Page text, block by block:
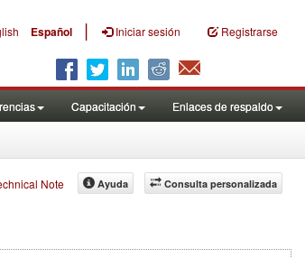
Español | Iniciar sesión Registrarse
Capacitación Enlaces de respaldo
Note Consulta personalizada
Ayuda